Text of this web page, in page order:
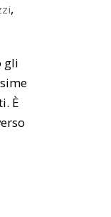
,
gli
È